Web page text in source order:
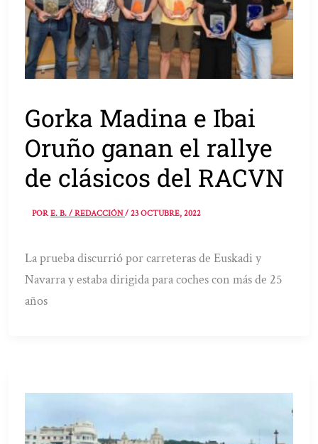
Gorka Madina e Ibai
Oruño ganan el rallye
de clásicos del RACVN
PORE. B. / REDACCIÓN/23 OCTUBRE, 2022
La prueba discurrió por carreteras de Euskadi y
Navarra y estaba dirigida para coches con más de 25
años